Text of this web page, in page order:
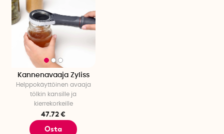
Kannenavaaja Zyliss
Helppokäyttöinen avaaja
tölkin kansille ja
kierrekorkeille
47.72 €
Osta